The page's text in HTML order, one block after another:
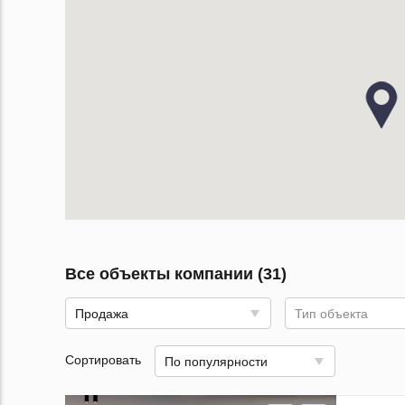
Все объекты компании (31)
Продажа Тип объекта
Сортировать По популярности